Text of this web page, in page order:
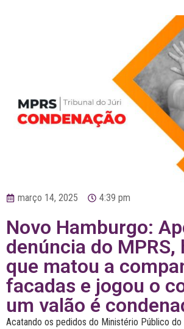
março 14, 2025 4:39 pm
Novo Hamburgo:
denúncia do MPRS,
que matou a
facadas e jogou o
um valão é
Acatando os pedidos do Ministério Público do